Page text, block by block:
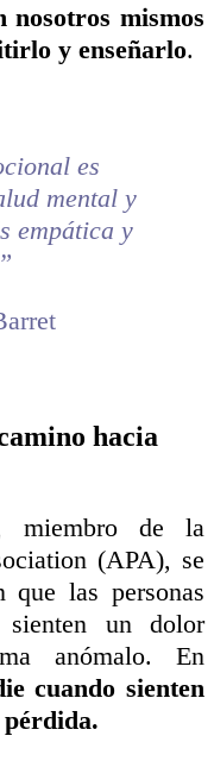
nosotros mismos
y enseñarlo.
es
mental y
empática y
hacia
miembro de la
(APA), se
que las personas
sienten un dolor
anómalo. En
cuando sienten